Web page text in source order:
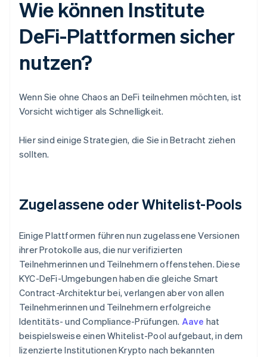
Wie können Institute
DeFi-Plattformen sicher
nutzen?
Wenn Sie ohne Chaos an DeFi teilnehmen möchten, ist
Vorsicht wichtiger als Schnelligkeit.
Hier sind einige Strategien, die Sie in Betracht ziehen
sollten.
Zugelassene oder Whitelist-Pools
Einige Plattformen führen nun zugelassene Versionen
ihrer Protokolle aus, die nur verifizierten
Teilnehmerinnen und Teilnehmern offenstehen. Diese
KYC-DeFi-Umgebungen haben die gleiche Smart
Contract-Architektur bei, verlangen aber von allen
Teilnehmerinnen und Teilnehmern erfolgreiche
Identitäts- und Compliance-Prüfungen. Aave hat
beispielsweise einen Whitelist-Pool aufgebaut, in dem
lizenzierte Institutionen Krypto nach bekannten